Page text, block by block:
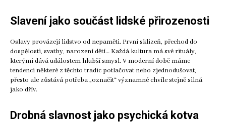
Slavení jako součást lidské přirozenosti
Oslavy provázejí lidstvo od nepaměti. První sklizeň, přechod do
dospělosti, svatby, narození dětí… Každá kultura má své rituály,
kterými dává událostem hlubší smysl. V moderní době máme
tendenci některé z těchto tradic potlačovat nebo zjednodušovat,
přesto ale zůstává potřeba „označit“ významné chvíle stejně silná
jako dřív.
Drobná slavnost jako psychická kotva